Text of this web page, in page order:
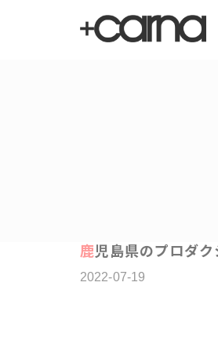
鹿児島県のプロダ
2022-07-19